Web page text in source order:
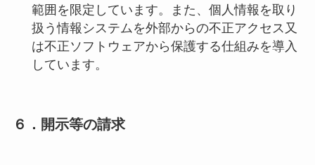
範囲を限定しています。また、個人情報を取り
扱う情報システムを外部からの不正アクセス又
は不正ソフトウェアから保護する仕組みを導入
しています。
６．開示等の請求